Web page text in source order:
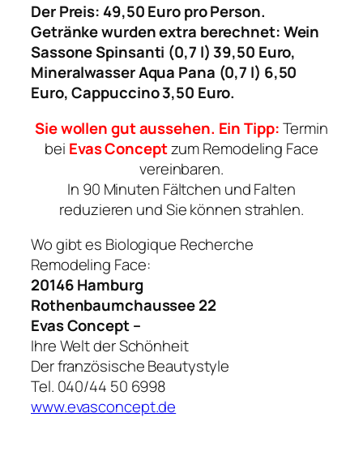
Der Preis: 49,50 Euro pro Person.
Getränke wurden extra berechnet: Wein
Sassone Spinsanti (0,7 l) 39,50 Euro,
Mineralwasser Aqua Pana (0,7 l) 6,50
Euro, Cappuccino 3,50 Euro.
Sie wollen gut aussehen. Ein Tipp:Termin
bei Evas Conceptzum Remodeling Face
vereinbaren.
In 90 Minuten Fältchen und Falten
reduzieren und Sie können strahlen.
Wo gibt es Biologique Recherche
Remodeling Face:
20146 Hamburg
Rothenbaumchaussee 22
Evas Concept –
Ihre Welt der Schönheit
Der französische Beautystyle
Tel. 040/44 50 6998
www.evasconcept.de